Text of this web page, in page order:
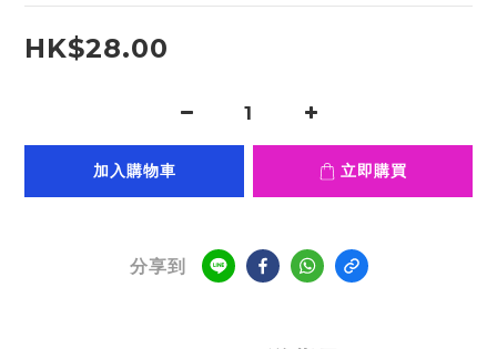
HK$28.00
加入購物車 立即購買
分享到